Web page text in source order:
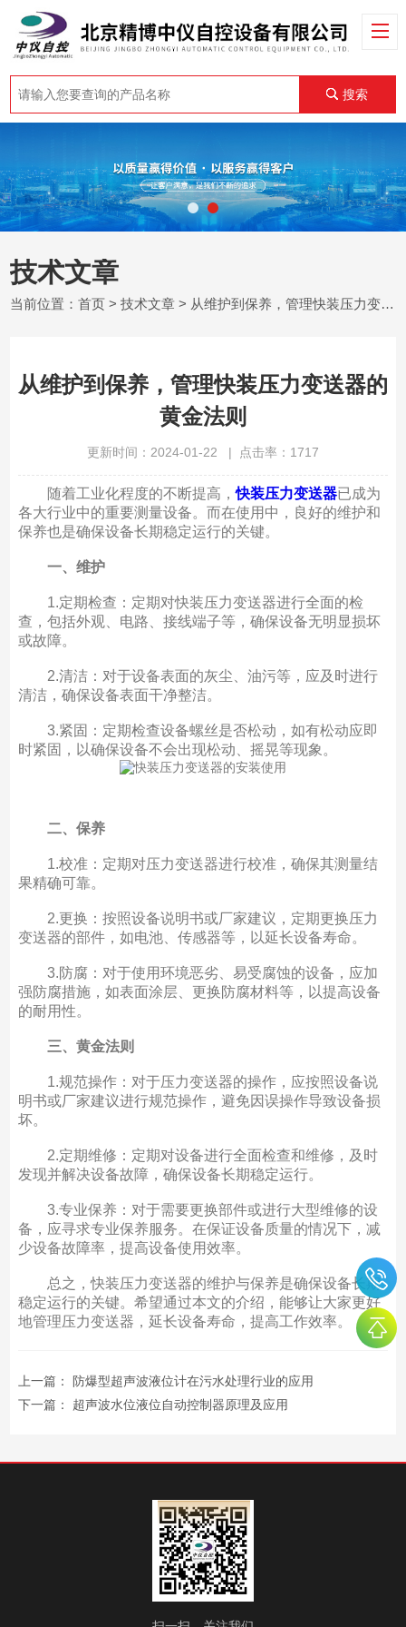
搜索
技术文章
当前位置：首页 >技术文章 > 从维护到保养，管理快装压力变送器的黄金法则
从维护到保养，管理快装压力变送器的
黄金法则
更新时间：2024-01-22 | 点击率：1717
随着工业化程度的不断提高，快装压力变送器已成为
各大行业中的重要测量设备。而在使用中，良好的维护和
保养也是确保设备长期稳定运行的关键。
一、维护
1.定期检查：定期对快装压力变送器进行全面的检
查，包括外观、电路、接线端子等，确保设备无明显损坏
或故障。
2.清洁：对于设备表面的灰尘、油污等，应及时进行
清洁，确保设备表面干净整洁。
3.紧固：定期检查设备螺丝是否松动，如有松动应即
时紧固，以确保设备不会出现松动、摇晃等现象。
二、保养
1.校准：定期对压力变送器进行校准，确保其测量结
果精确可靠。
2.更换：按照设备说明书或厂家建议，定期更换压力
变送器的部件，如电池、传感器等，以延长设备寿命。
3.防腐：对于使用环境恶劣、易受腐蚀的设备，应加
强防腐措施，如表面涂层、更换防腐材料等，以提高设备
的耐用性。
三、黄金法则
1.规范操作：对于压力变送器的操作，应按照设备说
明书或厂家建议进行规范操作，避免因误操作导致设备损
坏。
2.定期维修：定期对设备进行全面检查和维修，及时
发现并解决设备故障，确保设备长期稳定运行。
3.专业保养：对于需要更换部件或进行大型维修的设
备，应寻求专业保养服务。在保证设备质量的情况下，减
少设备故障率，提高设备使用效率。
总之，快装压力变送器的维护与保养是确保设备长期
稳定运行的关键。希望通过本文的介绍，能够让大家更好
地管理压力变送器，延长设备寿命，提高工作效率。
上一篇：
防爆型超声波液位计在污水处理行业的应用
下一篇： 超声波水位液位自动控制器原理及应用